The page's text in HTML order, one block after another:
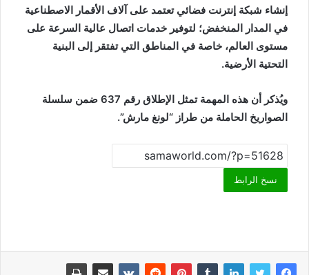
إنشاء شبكة إنترنت فضائي تعتمد على آلاف الأقمار الاصطناعية
في المدار المنخفض؛ لتوفير خدمات اتصال عالية السرعة على
مستوى العالم، خاصة في المناطق التي تفتقر إلى البنية
التحتية الأرضية.
ويُذكر أن هذه المهمة تمثل الإطلاق رقم 637 ضمن سلسلة
الصواريخ الحاملة من طراز “لونغ مارش”.
نسخ الرابط